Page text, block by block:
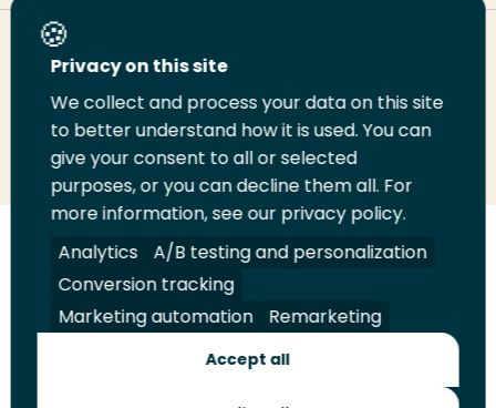
Deel deze pagina
Deel
LinkedIn
Deel
op
Twitter
Deel
op
Facebook
Email
deze
pagina
Print
deze
pagina
Volg
ons
op
LinkedIn
Volg
ons
op
Facebook
Volg
ons
op
YouTube
Volg
ons
op
Instagram
Juridisch Security A-Z Index
Contact
Privacy on this site
We collect and process your data on this site
to better understand how it is used. You can
give your consent to all or selected
purposes, or you can decline them all. For
more information, see our privacy policy.
Analytics
A/B testing and personalization
Conversion tracking
Marketing automation
Remarketing
Accept all